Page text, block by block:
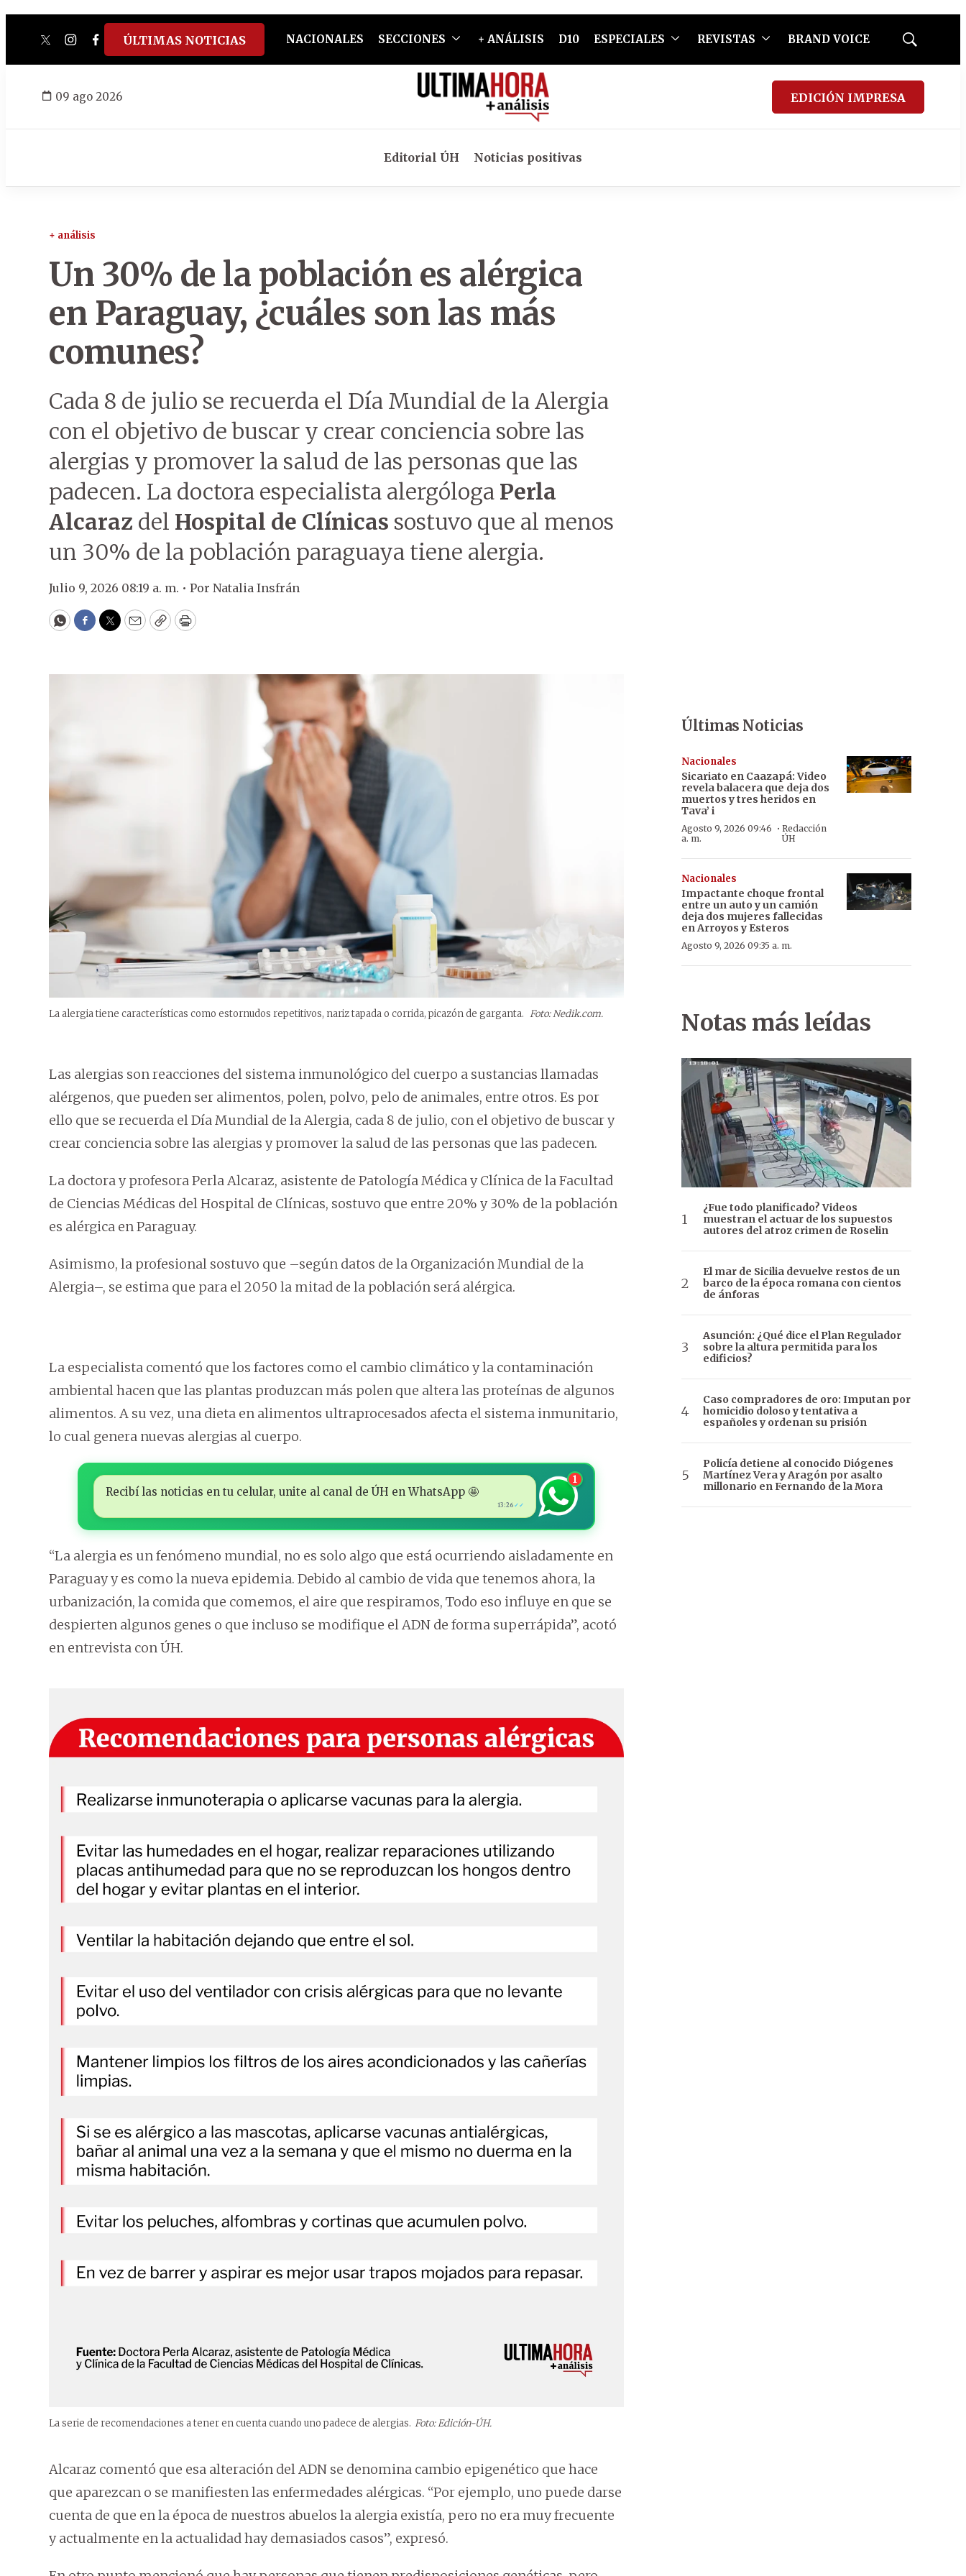
twitterinstagram
facebook
tiktokyoutube
spotify
ÚLTIMAS NOTICIAS NACIONALES SECCIONES + ANÁLISIS D10 ESPECIALES REVISTAS BRAND VOICE
Mostrar
09 ago 2026 EDICIÓN IMPRESA
Editorial ÚH Noticias positivas
+ análisis
Un 30% de la población es alérgica
en Paraguay, ¿cuáles son las más
comunes?
Cada 8 de julio se recuerda el Día Mundial de la Alergia
con el objetivo de buscar y crear conciencia sobre las
alergias y promover la salud de las personas que las
padecen. La doctora especialista alergóloga Perla
Alcaraz del Hospital de Clínicas sostuvo que al menos
un 30% de la población paraguaya tiene alergia.
Julio 9, 2026 08:19 a. m. • Por Natalia Insfrán
WhatsApp
Facebook
Twitter
EmailCopyPrint
La alergia tiene características como estornudos repetitivos, nariz tapada o corrida, picazón de garganta. Foto: Nedik.com.
Las alergias son reacciones del sistema inmunológico del cuerpo a sustancias llamadas
alérgenos, que pueden ser alimentos, polen, polvo, pelo de animales, entre otros. Es por
ello que se recuerda el Día Mundial de la Alergia, cada 8 de julio, con el objetivo de buscar y
crear conciencia sobre las alergias y promover la salud de las personas que las padecen.
La doctora y profesora Perla Alcaraz, asistente de Patología Médica y Clínica de la Facultad
de Ciencias Médicas del Hospital de Clínicas, sostuvo que entre 20% y 30% de la población
es alérgica en Paraguay.
Asimismo, la profesional sostuvo que –según datos de la Organización Mundial de la
Alergia–, se estima que para el 2050 la mitad de la población será alérgica.
La especialista comentó que los factores como el cambio climático y la contaminación
ambiental hacen que las plantas produzcan más polen que altera las proteínas de algunos
alimentos. A su vez, una dieta en alimentos ultraprocesados afecta el sistema inmunitario,
lo cual genera nuevas alergias al cuerpo.
Recibí las noticias en tu celular, unite al canal de ÚH en WhatsApp 🤩
13:26 ✓✓
1
“La alergia es un fenómeno mundial, no es solo algo que está ocurriendo aisladamente en
Paraguay y es como la nueva epidemia. Debido al cambio de vida que tenemos ahora, la
urbanización, la comida que comemos, el aire que respiramos, Todo eso influye en que se
despierten algunos genes o que incluso se modifique el ADN de forma superrápida”, acotó
en entrevista con ÚH.
La serie de recomendaciones a tener en cuenta cuando uno padece de alergias. Foto: Edición-ÚH.
Alcaraz comentó que esa alteración del ADN se denomina cambio epigenético que hace
que aparezcan o se manifiesten las enfermedades alérgicas. “Por ejemplo, uno puede darse
cuenta de que en la época de nuestros abuelos la alergia existía, pero no era muy frecuente
y actualmente en la actualidad hay demasiados casos”, expresó.
Últimas Noticias
Nacionales
Sicariato en Caazapá: Video
revela balacera que deja dos
muertos y tres heridos en
Tava’ i
Agosto 9, 2026 09:46
a. m.
·Redacción
ÚH
Nacionales
Impactante choque frontal
entre un auto y un camión
deja dos mujeres fallecidas
en Arroyos y Esteros
Agosto 9, 2026 09:35 a. m.
Notas más leídas
¿Fue todo planificado? Videos
muestran el actuar de los supuestos
autores del atroz crimen de Roselin
El mar de Sicilia devuelve restos de un
barco de la época romana con cientos
de ánforas
Asunción: ¿Qué dice el Plan Regulador
sobre la altura permitida para los
edificios?
Caso compradores de oro: Imputan por
homicidio doloso y tentativa a
españoles y ordenan su prisión
Policía detiene al conocido Diógenes
Martínez Vera y Aragón por asalto
millonario en Fernando de la Mora